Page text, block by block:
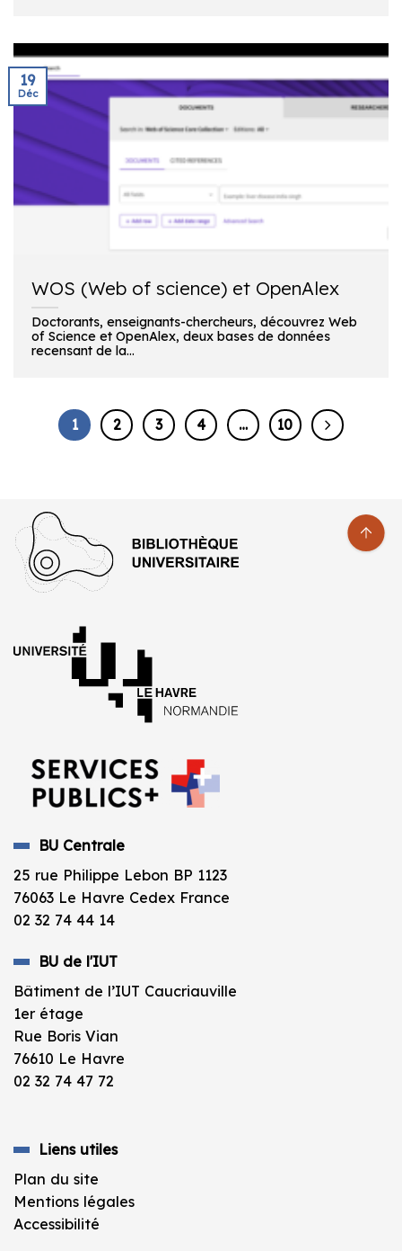
WOS (Web of science) et OpenAlex
Doctorants, enseignants-chercheurs, découvrez Web
of Science et OpenAlex, deux bases de données
recensant de la...
19
Déc
1 2 3 4 … 10
BU Centrale
25 rue Philippe Lebon BP 1123
76063 Le Havre Cedex France
02 32 74 44 14
BU de l'IUT
Bâtiment de l’IUT Caucriauville
1er étage
Rue Boris Vian
76610 Le Havre
02 32 74 47 72
Liens utiles
Plan du site
Mentions légales
Accessibilité